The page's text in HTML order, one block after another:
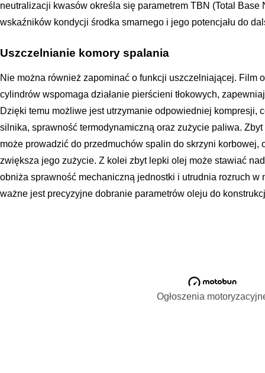
neutralizacji kwasów określa się parametrem TBN (Total Base
wskaźników kondycji środka smarnego i jego potencjału do
Uszczelnianie komory spalania
Nie można również zapominać o funkcji uszczelniającej. Film
cylindrów wspomaga działanie pierścieni tłokowych,
Dzięki temu możliwe jest utrzymanie odpowiedniej kompresji,
silnika, sprawność termodynamiczną oraz zużycie paliwa.
może prowadzić do przedmuchów spalin do skrzyni korbowej,
zwiększa jego zużycie. Z kolei zbyt lepki olej może stawiać
obniża sprawność mechaniczną jednostki i utrudnia rozruch w
ważne jest precyzyjne dobranie parametrów oleju do
Ogłoszenia